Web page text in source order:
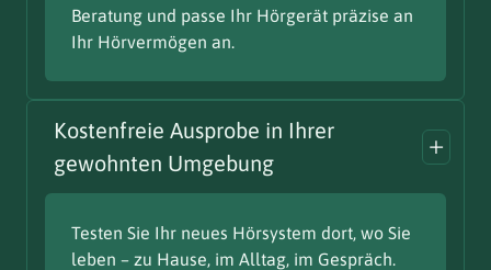
Beratung und passe Ihr Hörgerät präzise an
Ihr Hörvermögen an.
Kostenfreie Ausprobe in Ihrer
gewohnten Umgebung
Testen Sie Ihr neues Hörsystem dort, wo Sie
leben – zu Hause, im Alltag, im Gespräch.